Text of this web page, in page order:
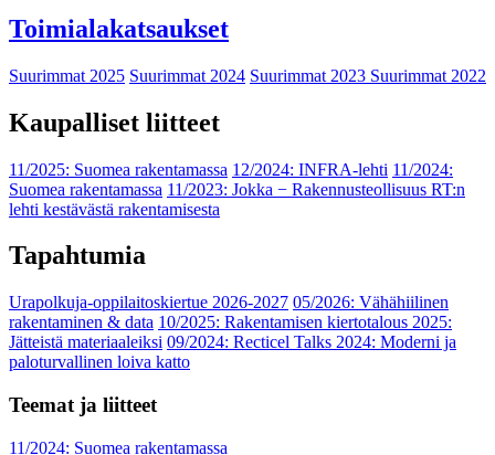
Toimialakatsaukset
Suurimmat 2025 Suurimmat 2024 Suurimmat 2023 Suurimmat 2022
Kaupalliset liitteet
11/2025: Suomea rakentamassa 12/2024: INFRA-lehti 11/2024:
Suomea rakentamassa 11/2023: Jokka − Rakennusteollisuus RT:n
lehti kestävästä rakentamisesta
Tapahtumia
Urapolkuja-oppilaitoskiertue 2026-2027 05/2026: Vähähiilinen
rakentaminen & data 10/2025: Rakentamisen kiertotalous 2025:
Jätteistä materiaaleiksi 09/2024: Recticel Talks 2024: Moderni ja
paloturvallinen loiva katto
Teemat ja liitteet
11/2024: Suomea rakentamassa